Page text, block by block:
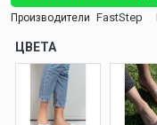
Производители FastStep
ЦВЕТА